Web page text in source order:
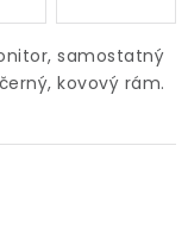
samostatný
kovový rám.